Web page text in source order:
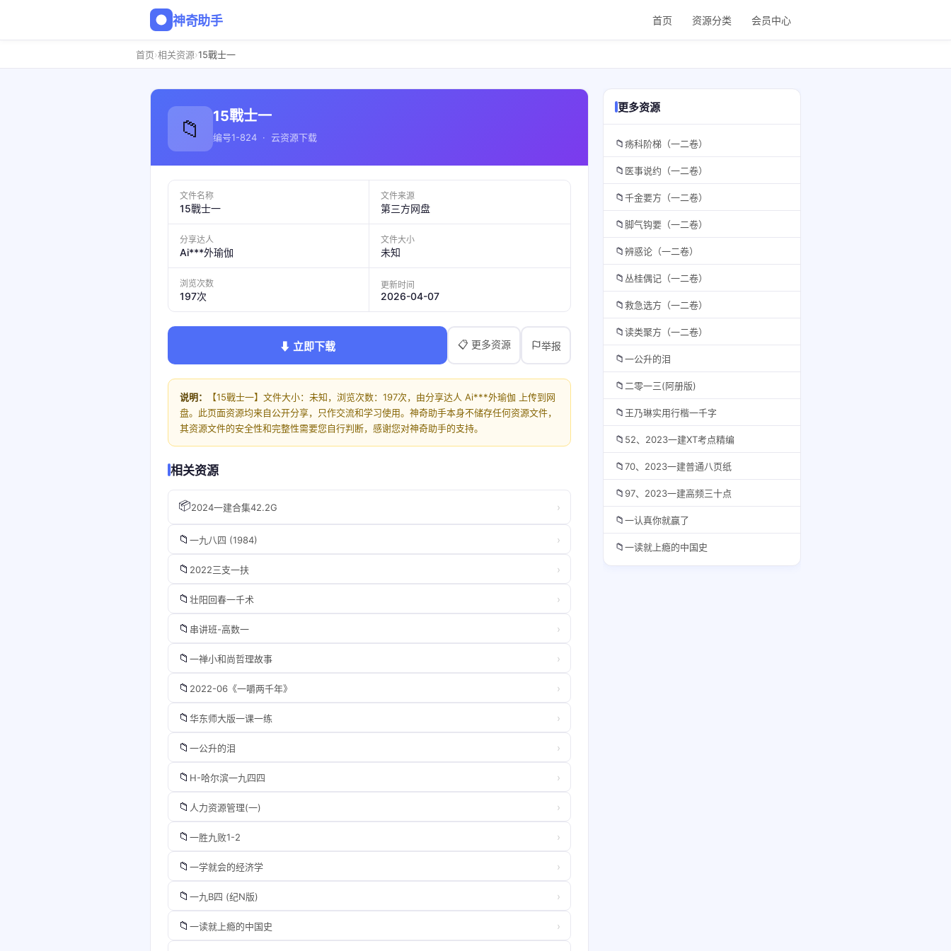
神奇助手 首页 资源分类 会员中心
首页›相关资源›15戰士一
📁 15戰士一
编号1-824 · 云资源下载
文件名称
15戰士一
文件来源
第三方网盘
分享达人
Ai***外瑜伽
文件大小
未知
浏览次数
197次
更新时间
2026-04-07
⬇ 立即下载 📋 更多资源 举报
说明：
【15戰士一】文件大小：未知，浏览次数：197次，由分享达人 Ai***外瑜伽 上传到网
盘。此页面资源均来自公开分享，只作交流和学习使用。神奇助手本身不储存任何资源文件，
其资源文件的安全性和完整性需要您自行判断，感谢您对神奇助手的支持。
相关资源
📦2024一建合集42.2G ›
📁 一九八四 (1984) ›
📁 2022三支一扶 ›
📁 壮阳回春一千术 ›
📁 串讲班-高数一 ›
📁 一禅小和尚哲理故事 ›
📁 2022-06《一嚼两千年》 ›
📁 华东师大版一课一练 ›
📁 一公升的泪 ›
📁 H-哈尔滨一九四四 ›
📁 人力资源管理(一) ›
📁 一胜九败1-2 ›
📁 一学就会的经济学 ›
📁 一九B四 (纪N版) ›
📁 一读就上瘾的中国史 ›
更多资源
📁疡科阶梯（一二卷）
📁 医事说约（一二卷）
📁千金要方（一二卷）
📁 脚气钩要（一二卷）
📁辨惑论（一二卷）
📁 丛桂偶记（一二卷）
📁救急选方（一二卷）
📁读类聚方（一二卷）
📁一公升的泪
📁 二零一三(阿册版)
📁 王乃琳实用行楷一千字
📁 52、2023一建XT考点精编
📁70、2023一建普通八页纸
📁 97、2023一建高频三十点
📁一认真你就赢了
📁一读就上瘾的中国史